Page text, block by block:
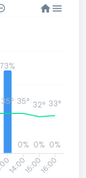
14:0015:0016:00
73%
0% 0% 0%
35° 35° 32° 33°